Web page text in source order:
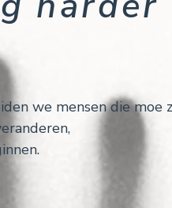
we mensen die moe